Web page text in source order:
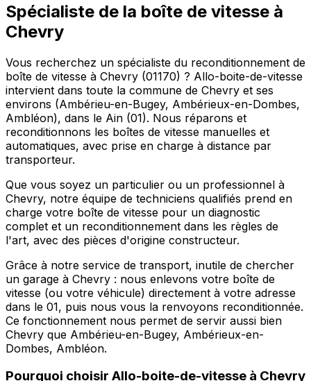
Spécialiste de la boîte de vitesse à
Chevry
Vous recherchez un spécialiste du reconditionnement de
boîte de vitesse à Chevry (01170) ? Allo-boite-de-vitesse
intervient dans toute la commune de Chevry et ses
environs (Ambérieu-en-Bugey, Ambérieux-en-Dombes,
Ambléon), dans le Ain (01). Nous réparons et
reconditionnons les boîtes de vitesse manuelles et
automatiques, avec prise en charge à distance par
transporteur.
Que vous soyez un particulier ou un professionnel à
Chevry, notre équipe de techniciens qualifiés prend en
charge votre boîte de vitesse pour un diagnostic
complet et un reconditionnement dans les règles de
l'art, avec des pièces d'origine constructeur.
Grâce à notre service de transport, inutile de chercher
un garage à Chevry : nous enlevons votre boîte de
vitesse (ou votre véhicule) directement à votre adresse
dans le 01, puis nous vous la renvoyons reconditionnée.
Ce fonctionnement nous permet de servir aussi bien
Chevry que Ambérieu-en-Bugey, Ambérieux-en-
Dombes, Ambléon.
Pourquoi choisir Allo-boite-de-vitesse à Chevry